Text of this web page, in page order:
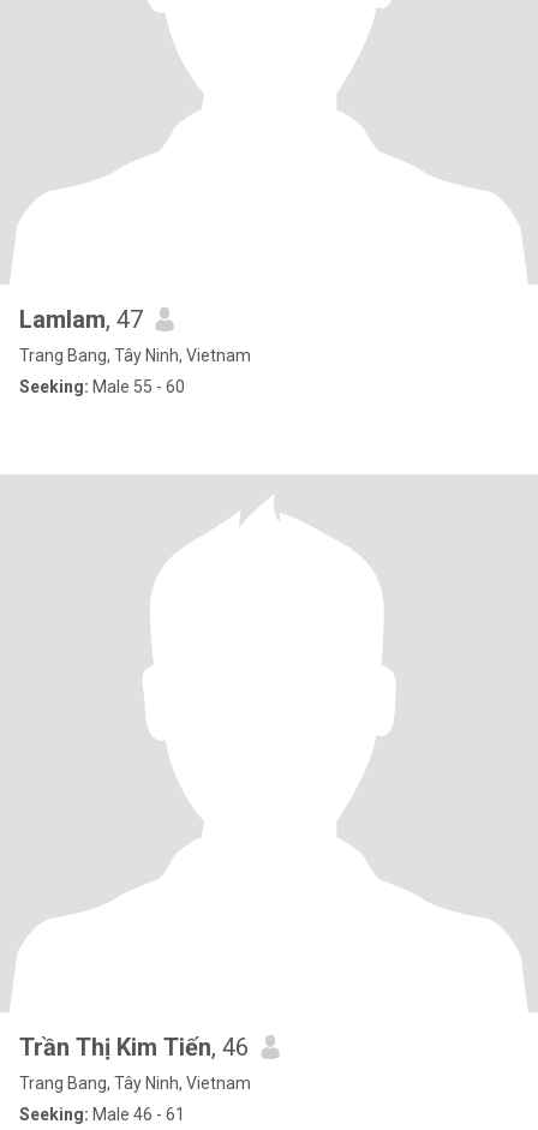
Lamlam, 47
Trang Bang, Tây Ninh, Vietnam
Seeking: Male 55 - 60
Trần Thị Kim Tiến, 46
Trang Bang, Tây Ninh, Vietnam
Seeking: Male 46 - 61